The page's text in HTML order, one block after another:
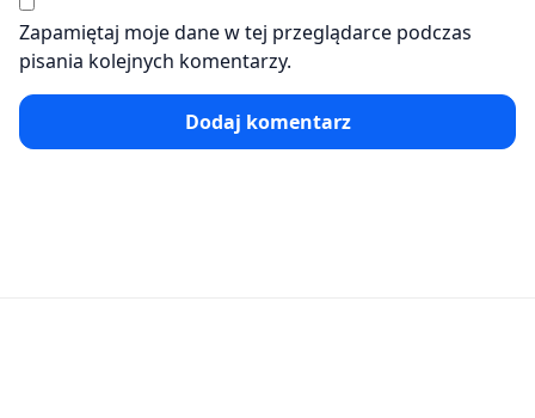
Zapamiętaj moje dane w tej przeglądarce podczas
pisania kolejnych komentarzy.
Dodaj komentarz